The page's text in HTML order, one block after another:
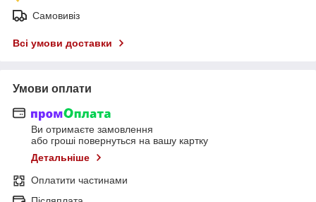
Самовивіз
Всі умови доставки
Умови оплати
Ви отримаєте замовлення
або гроші повернуться на вашу картку
Детальніше
Оплатити частинами